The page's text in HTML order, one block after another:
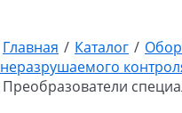
Главная / Каталог /
неразрушаемого
Преобразователи